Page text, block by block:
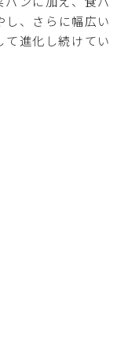
、さらに幅広い
進化し続けてい